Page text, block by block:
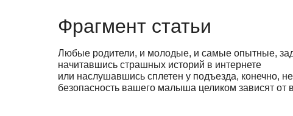
Фрагмент статьи
Любые родители, и молодые, и самые опытные,
начитавшись страшных историй в интернете
или наслушавшись сплетен у подъезда, конечно,
безопасность вашего малыша целиком зависят от